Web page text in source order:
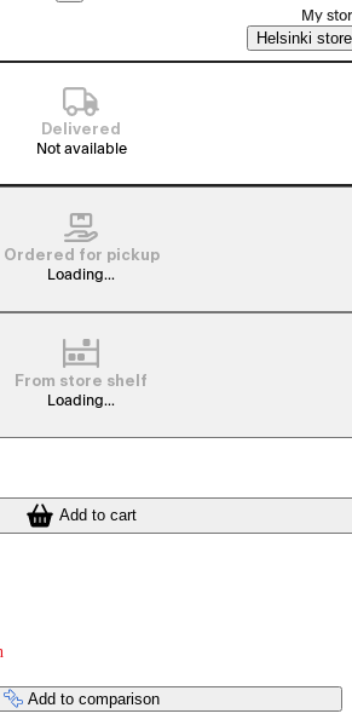
My
Helsinki store
Delivered
Not available
Ordered for pickup
Loading...
From store shelf
Loading...
Add to cart
Add to comparison